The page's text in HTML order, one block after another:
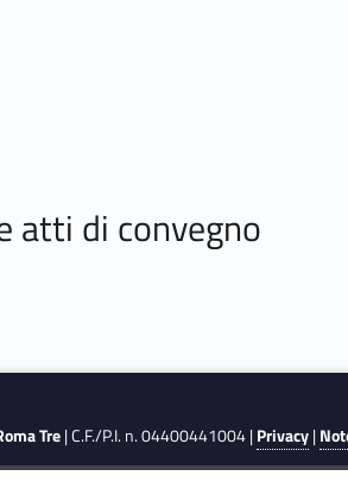
atti di convegno
Tre| C.F./P.I. n. 04400441004 |Privacy|